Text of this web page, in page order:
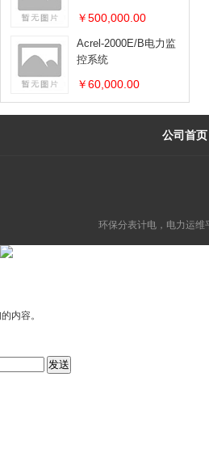
￥500,000.00
Acrel-2000E/B电力监
控系统
￥60,000.00
公司首页
环保分表计电，电力运
内容。